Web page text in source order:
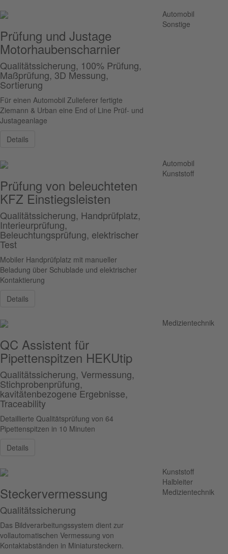
Prüfung und Justage
Motorhaubenscharnier
Qualitätssicherung, 100% Prüfung,
Maßprüfung, 3D Messung,
Sortierung
Für einen Automobil Zulieferer fertigte
Ziemann & Urban eine End of Line Prüf- und
Justageanlage
Details
Automobil
Sonstige
Prüfung von beleuchteten
KFZ Einstiegsleisten
Qualitätssicherung, Handprüfplatz,
Interieurprüfung,
Beleuchtungsprüfung, elektrischer
Test
Mobiler Handprüfplatz mit manueller
Beladung über Schublade und elektrischer
Kontaktierung
Details
Automobil
Kunststoff
QC Assistent für
Pipettenspitzen HEKUtip
Qualitätssicherung, Vermessung,
Stichprobenprüfung,
kavitätenbezogene Ergebnisse,
Traceability
Detaillierte Qualitätsprüfung von 64
Pipettenspitzen in 10 Minuten
Details
Medizientechnik
Steckervermessung
Qualitätssicherung
Das Bildverarbeitungssystem dient zur
vollautomatischen Vermessung von
Kontaktabständen in Miniatursteckern.
Kunststoff
Halbleiter
Medizientechnik